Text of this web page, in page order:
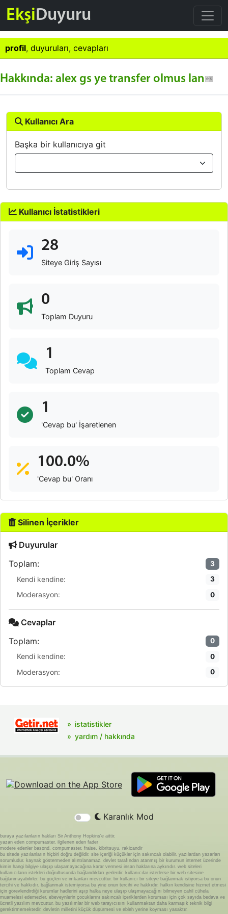
EkşiDuyuru
profil, duyuruları, cevapları
Hakkında: alex gs ye transfer olmus lan
Kullanıcı Ara
Başka bir kullanıcıya git
Kullanıcı İstatistikleri
28
Siteye Giriş Sayısı
0
Toplam Duyuru
1
Toplam Cevap
1
'Cevap bu' İşaretlenen
100.0%
'Cevap bu' Oranı
Silinen İçerikler
Duyurular
Toplam:
3
Kendi kendine: 3
Moderasyon: 0
Cevaplar
Toplam:
0
Kendi kendine: 0
Moderasyon: 0
istatistikler
yardım / hakkında
Karanlık Mod
buraya yazılanların hakları Sir Anthony Hopkins'e aittir.
yazan eden compumaster, ilgilenen eden fader
modere edenler basond, compumaster, fraise, kibritsuyu, rakicandir
bu sitede yazılanların hiçbiri doğru değildir. site içeriği küçükler için sakıncalı olabilir. yazılardan yazarları
sorumludur. kaynak göstermeden alıntılanamaz. devlet tarafından atanmış bir kurumun internet üzerinde
kimin hangi bilgiye ulaşıp ulaşamayacağına karar vermesi insan haklarına aykırıdır. web siteleri
kullanıcıların istekleri doğrultusunda bağlandıkları yerlerdir. kullanıcılar isterlerse bir web sitesine
bağlanmayabilirler. bu güçleri ve imkanları mevcuttur. bir kullanıcı bir siteye bağlanmak istiyorsa bu onun
tercihi ve hakkıdır. bağlanmak istemiyorsa bu yine onun tercihi ve hakkıdır. halkın kendisine hizmet etmesi
için görevlendirdiği kurumlar hadlerini aşıp halka neye ulaşıp ulaşmayacağını bilmeyen cahil cühela
muamelesi edemezler. ebeveynlerin çocuklarını sakıncalı içeriklerden koruması için çok sayıda bedava ve
ücretli yazılım mevcuttur. bu yazılımlar bir web tarayıcısını kullanmaktan daha karmaşık teknik bilgi
gerektirmemektedir. devletin milletini küçük düşürmesi ve ebleh yerine koyması yasaktır.